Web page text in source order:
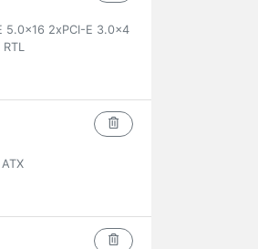
5.0x16 2xPCI-E 3.0x4